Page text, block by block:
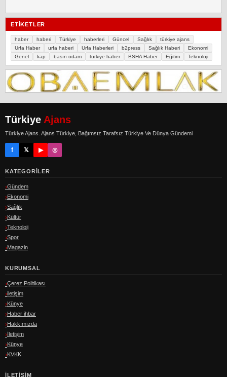
ETIKETLER
haber haberi Türkiye haberleri Güncel Sağlık
türkiye ajans
Urfa Haber
urfa haberi Urfa Haberleri b2press Sağlık Haberi
Ekonomi
Genel
kap basın odam turkiye haber BSHA Haber Eğitim Teknoloji
Türkiye Ajans
Türkiye Ajans. Ajans Türkiye, Bağımsız Tarafsız Türkiye Ve Dünya Gündemi
f 𝕏 ▶ ◎
KATEGORILER
Gündem
Ekonomi
Sağlık
Kültür
Teknoloji
Spor
Magazin
KURUMSAL
Çerez Politikası
iletişim
Künye
Haber ihbar
Hakkımızda
İletişim
Künye
KVKK
İLETIŞIM